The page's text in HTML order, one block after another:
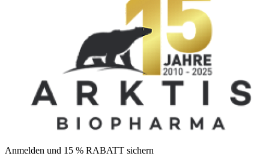
Anmelden und 15 % RABATT sichern